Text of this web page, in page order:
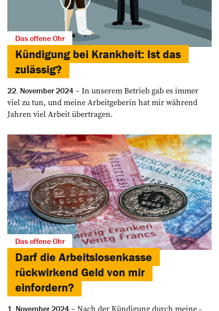
Das offene Ohr
Kündigung bei Krankheit: Ist das
zulässig?
22. November 2024
In unserem Betrieb gab es immer
viel zu tun, und meine Arbeitgeberin hat mir während
Jahren viel Arbeit übertragen.
Das offene Ohr
Darf die Arbeitslosenkasse
rückwirkend Geld von mir
einfordern?
1. November 2024
Nach der Kündigung durch meine ­